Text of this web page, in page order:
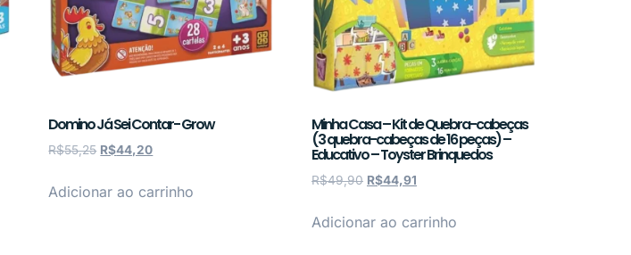
Domino Já Sei Contar- Grow
R$55,25 R$44,20
Adicionar ao carrinho
Minha Casa – Kit de Quebra-cabeças
(3 quebra-cabeças de 16 peças) –
Educativo – Toyster Brinquedos
R$49,90 R$44,91
Adicionar ao carrinho